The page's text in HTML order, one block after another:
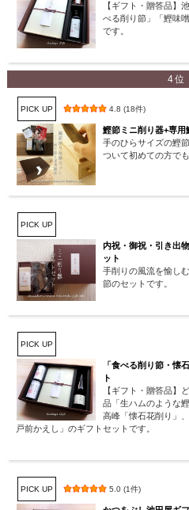
【ギフト・贈答品】
べる削り節」「鰹味
です。
4位
PICK UP 4.8 (18件)
鰹節ミニ削り器+専用
手のひらサイズの鰹
ついて初めての方で
PICK UP
内祝・御祝・引き出
ット
手削りの風流を愉し
節のセットです。
PICK UP
「食べる削り節・懐
ト
【ギフト・贈答品】
品「生ハムのような
高峰「懐石花削り」
戸前かえし」のギフトセットです。
PICK UP 5.0 (1件)